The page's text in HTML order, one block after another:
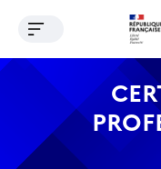
ContenuOuvrir le menu